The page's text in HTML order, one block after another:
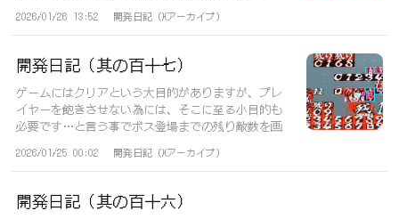
2026/01/26 13:52 開発日記（Xアーカイブ）
開発日記（其の百十七）
ゲームにはクリアという大目的がありますが、プレ
イヤーを飽きさせない為には、そこに至る小目的も
必要です…と言う事でボス登場までの残り敵数を画
2026/01/25 00:02 開発日記（Xアーカイブ）
開発日記（其の百十六）